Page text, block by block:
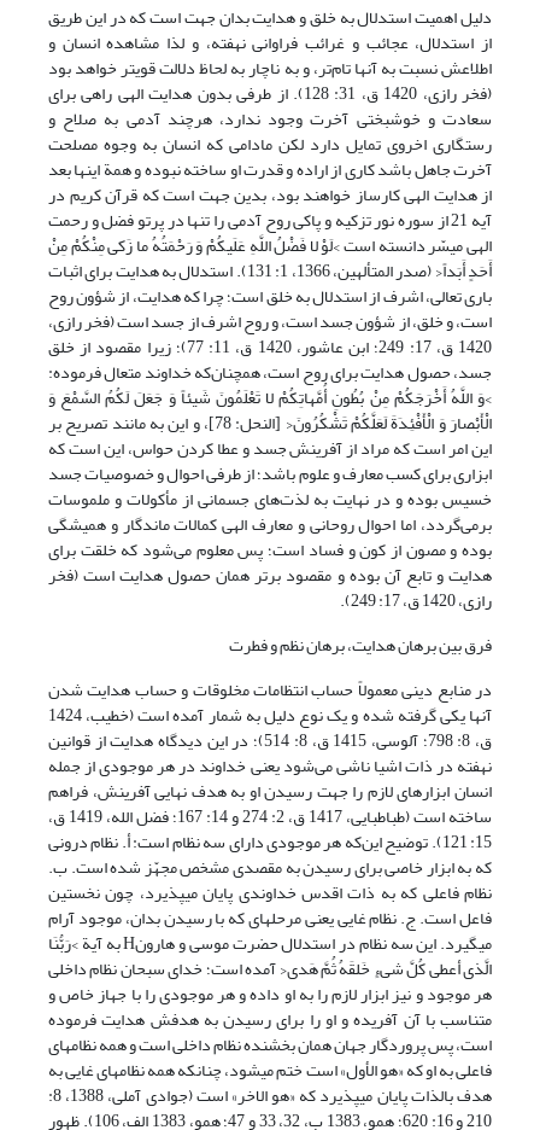
دلیل اهمیت استدلال به خلق و هدایت بدان جهت است که در این طریق
از استدلال، عجائب و غرائب فراوانی نهفته، و لذا مشاهده انسان و
اطلاعش نسبت به آنها تام‌تر، و به ناچار به لحاظ دلالت قویتر خواهد بود
(فخر رازی، 1420 ق، ‏31: 128). از طرفی بدون هدایت الهی راهی برای
سعادت و خوشبختی آخرت وجود ندارد، هرچند آدمی به صلاح و
رستگاری اخروی تمایل دارد لکن مادامی که انسان به وجوه مصلحت
آخرت جاهل باشد کاری از اراده و قدرت او ساخته نبوده و همة اینها بعد
از هدایت الهی کارساز خواهند بود، بدین جهت است که قرآن کریم در
آیه 21 از سوره نور تزکیه و پاکی روح آدمی را تنها در پرتو فضل و رحمت
الهی میسّر دانسته است >لَوْ لا فَضْلُ اللَّهِ عَلَیکُمْ وَ رَحْمَتُهُ ما زَکى‏ مِنْکُمْ مِنْ
أَحَدٍ أَبَداً< (صدر المتألهین، 1366، ‏1: 131). استدلال به هدایت برای اثبات
باری تعالی، اشرف از استدلال به خلق است؛ چرا که هدایت، از شؤون روح
است، و خلق، از شؤون جسد است، و روح اشرف از جسد است (فخر رازی،
1420 ق، ‏17: 249؛ ابن عاشور، 1420 ق، ‏11: 77)؛ زیرا مقصود از خلق
جسد، حصول هدایت برای روح است، همچنان‌که خداوند متعال فرموده:
>وَ اللَّهُ أَخْرَجَکُمْ مِنْ بُطُونِ أُمَّهاتِکُمْ لا تَعْلَمُونَ شَیئاً وَ جَعَلَ لَکُمُ السَّمْعَ وَ
الْأَبْصارَ وَ الْأَفْئِدَةَ لَعَلَّکُمْ تَشْکُرُونَ< [النحل: 78]، و این به مانند تصریح بر
این امر است که مراد از آفرینش جسد و عطا کردن حواس، این است که
ابزاری برای کسب معارف و علوم باشد؛ از طرفی احوال و خصوصیات جسد
خسیس بوده و در نهایت به لذت‌های جسمانی از مأکولات و ملموسات
برمی‌گردد، اما احوال روحانی و معارف الهی کمالات ماندگار و همیشگی
بوده و مصون از کون و فساد است؛ پس معلوم می‌شود که خلقت برای
هدایت و تابع آن بوده و مقصود برتر همان حصول هدایت است (فخر
رازی، 1420 ق، ‏17: 249).
فرق بین برهان هدایت، برهان نظم و فطرت
در منابع دینی معمولاً حساب انتظامات مخلوقات و حساب هدایت شدن
آنها یکى گرفته‏ شده و یک نوع دلیل به شمار آمده است (خطیب، 1424
ق، ‏8: 798؛ آلوسی، 1415 ق، ‏8: 514)؛ در این دیدگاه هدایت از قوانین
نهفته در ذات اشیا ناشی می‌شود یعنی خداوند در هر موجودی از جمله
انسان ابزارهای لازم را جهت رسیدن او به هدف نهایی آفرینش، فراهم
ساخته است (طباطبایی، 1417 ق، 2: 274 و 14: 167؛ فضل الله، 1419 ق،
‏15: 121). توضیح این‌که هر موجودی دارای سه نظام است: أ. نظام درونی
که به ابزار خاصی برای رسیدن به مقصدی مشخص مجهّز شده است. ب.
نظام فاعلی که به ذات اقدس خداوندی پایان می‏پذیرد، چون نخستین
فاعل است. ج. نظام غایی یعنی مرحله‏ای که با رسیدن بدان، موجود آرام
می‏گیرد. این سه نظام در استدلال حضرت موسی و هارونH به آیة >رَبُّنَا
الَّذی أعطی کُلَّ شی‏ءٍ خَلقَهُ ثُمَّ هَدی< آمده است؛ خدای سبحان نظام داخلی
هر موجود و نیز ابزار لازم را به او داده و هر موجودی را با جهاز خاص و
متناسب با آن آفریده و او را برای رسیدن به هدفش هدایت فرموده
است، پس پروردگار جهان همان بخشنده نظام داخلی است و همه نظام‏های
فاعلی به او که «هو الأول» است ختم می‏شود، چنان‏که همه نظام‏های غایی به
هدف بالذات پایان می‏پذیرد که «هو الاخر» است (جوادی آملی، 1388، 8:
210 و 16: 620؛ همو، 1383 ب، 32، 33 و 47؛ همو، 1383 الف، 106). ظهور